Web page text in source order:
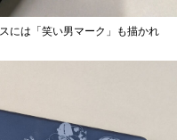
には「笑い男マーク」も描かれ